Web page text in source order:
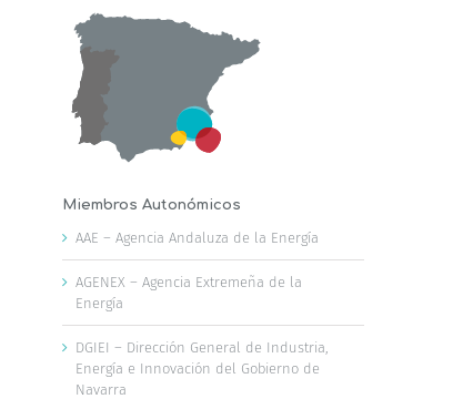
Miembros Autonómicos
AAE – Agencia Andaluza de la Energía
AGENEX – Agencia Extremeña de la
Energía
DGIEI – Dirección General de Industria,
Energía e Innovación del Gobierno de
Navarra